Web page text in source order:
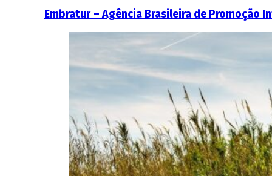
Embratur – Agência Brasileira de Promoção